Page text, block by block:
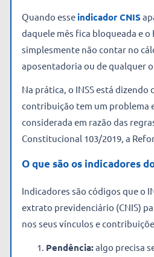
Quando esseindicador CNIS
daquele mês fica bloqueada e o
simplesmente não contar no
aposentadoria ou de qualquer
Na prática, o INSS está dizendo
contribuição tem um problema
considerada em razão das
Constitucional 103/2019, a
O que são os indicadores
Indicadores são códigos que o
extrato previdenciário (CNIS)
nos seus vínculos e
Pendência:algo precisa